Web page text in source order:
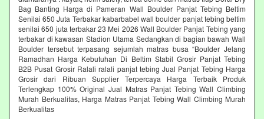
Bag Banting Harga di Pameran Wall Boulder Panjat Tebing Beltim
Senilai 650 Juta Terbakar kabarbabel wall boulder panjat tebing beltim
senilai 650 juta terbakar 23 Mei 2026 Wall Boulder Panjat Tebing yang
terbakar di kawasan Stadion Utama Sedangkan di bagian bawah Wall
Boulder tersebut terpasang sejumlah matras busa “Boulder Jelang
Ramadhan Harga Kebutuhan Di Beltim Stabil Grosir Panjat Tebing
B2B Pusat Grosir Ralali‎ ralali panjat tebing‎ Jual Panjat Tebing Harga
Grosir dari Ribuan Supplier Terpercaya Harga Terbaik Produk
Terlengkap 100% Original Jual Matras Panjat Tebing Wall Climbing
Murah Berkualitas, Harga Matras Panjat Tebing Wall Climbing Murah
Berkualitas